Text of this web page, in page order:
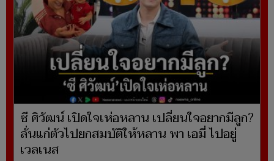
ซี ศิวัฒน์ เปิดใจเห่อหลาน เปลี่ยนใจอยากมีลูก?
ลั่นแก่ตัวไปยกสมบัติให้หลาน พา เอมี่ ไปอยู่
เวลเนส